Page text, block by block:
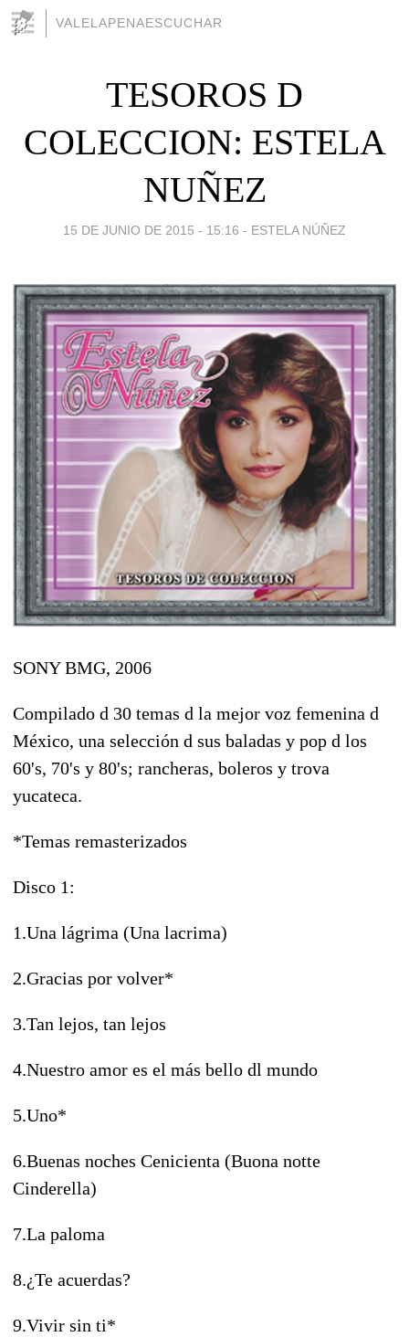
VALELAPENAESCUCHAR
TESOROS D
COLECCION: ESTELA
NUÑEZ
15 DE JUNIO DE 2015 - 15:16 - ESTELA NÚÑEZ
SONY BMG, 2006
Compilado d 30 temas d la mejor voz femenina d
México, una selección d sus baladas y pop d los
60's, 70's y 80's; rancheras, boleros y trova
yucateca.
*Temas remasterizados
Disco 1:
1.Una lágrima (Una lacrima)
2.Gracias por volver*
3.Tan lejos, tan lejos
4.Nuestro amor es el más bello dl mundo
5.Uno*
6.Buenas noches Cenicienta (Buona notte
Cinderella)
7.La paloma
8.¿Te acuerdas?
9.Vivir sin ti*